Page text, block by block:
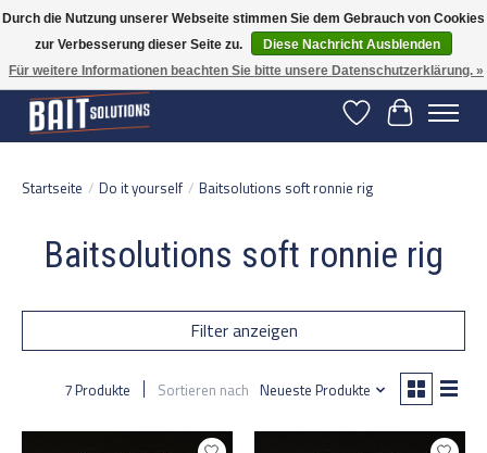
Gratis verzending vanaf 50 euro binnen NL | Op voorraad binnen 2-5 werkdagen
verzonden | België vanaf 70 euro gratis verzonden
Wunschzettel
Ihr
Startseite / Do it yourself / Baitsolutions soft ronnie rig
Baitsolutions soft ronnie rig
Filter anzeigen
7 Produkte Sortieren nach Neueste Produkte
Durch die Nutzung unserer Webseite stimmen Sie dem Gebrauch von Cookies
zur Verbesserung dieser Seite zu.
Diese Nachricht Ausblenden
Für weitere Informationen beachten Sie bitte unsere Datenschutzerklärung. »